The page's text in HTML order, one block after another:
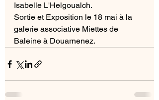
Isabelle L'Helgoualch.
Sortie et Exposition le 18 mai à la
galerie associative Miettes de
Baleine à Douarnenez.